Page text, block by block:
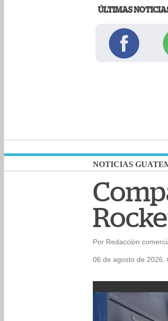
ÚLTIMAS
NOTICIAS
Por Redacción
06 de agosto de 2026,